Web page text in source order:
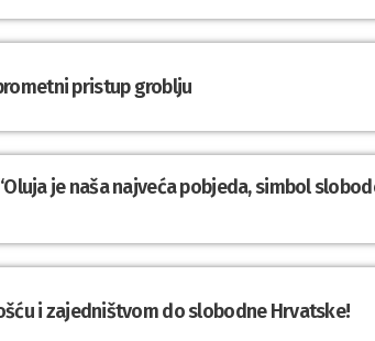
pristup groblju
je naša najveća pobjeda, simbol
i zajedništvom do slobodne Hrvatske!